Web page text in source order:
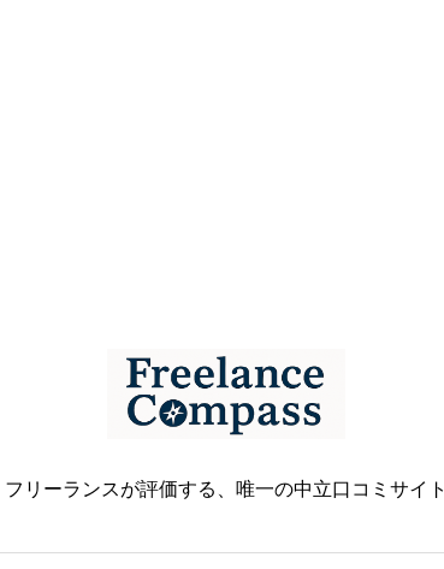
フリーランスが評価する、唯一の中立口コミサイト